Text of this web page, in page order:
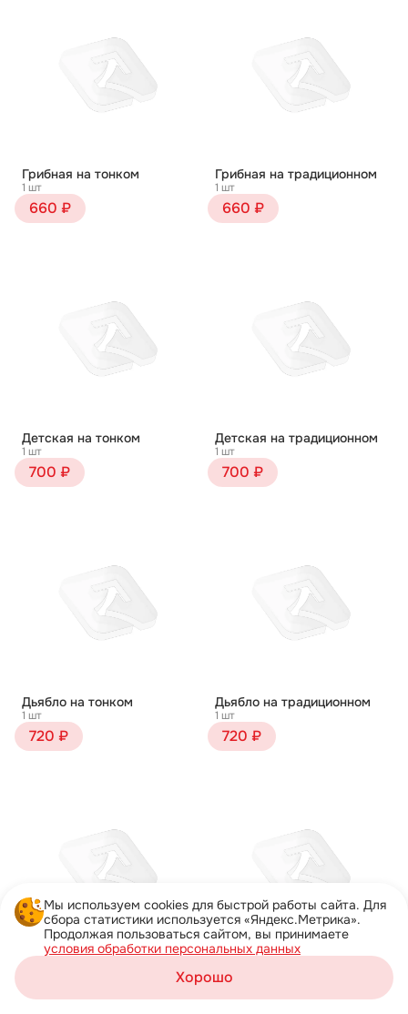
Мы используем cookies для быстрой работы сайта. Для
сбора статистики используется «Яндекс.Метрика».
Продолжая пользоваться сайтом, вы принимаете
условия обработки персональных данных
Хорошо
Каталог Акции Профиль
Грибная на тонком
1 шт
660 ₽
Грибная на традиционном
1 шт
660 ₽
Детская на тонком
1 шт
700 ₽
Детская на традиционном
1 шт
700 ₽
Дьябло на тонком
1 шт
720 ₽
Дьябло на традиционном
1 шт
720 ₽
Жульен на тонком
750 ₽
1 шт
750 ₽